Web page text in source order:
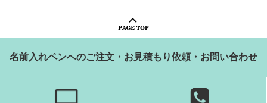
名前入れペンへのご注文・お見積もり依頼・お問い合わせ